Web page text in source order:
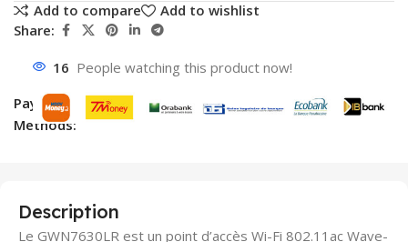
Add to compare
Add to wishlist
Share:
16 People watching this product now!
Payment
Methods:
Description
Le GWN7630LR est un point d’accès Wi-Fi 802.11ac Wave-